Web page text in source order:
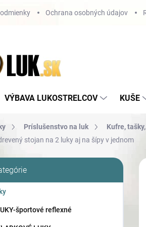
Ochrana osobných údajov
VÝBAVA LUKOSTRELCOV KUŠE
Príslušenstvo na luk Kufre,
stojan na 2 luky aj na šípy v jednom
športové reflexné